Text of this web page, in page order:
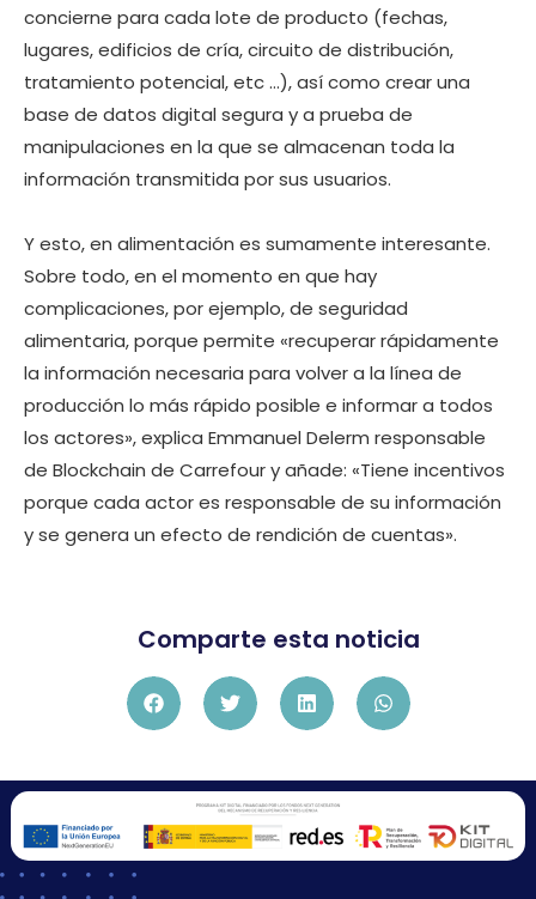
concierne para cada lote de producto (fechas,
lugares, edificios de cría, circuito de distribución,
tratamiento potencial, etc …), así como crear una
base de datos digital segura y a prueba de
manipulaciones en la que se almacenan toda la
información transmitida por sus usuarios.
Y esto, en alimentación es sumamente interesante.
Sobre todo, en el momento en que hay
complicaciones, por ejemplo, de seguridad
alimentaria, porque permite «recuperar rápidamente
la información necesaria para volver a la línea de
producción lo más rápido posible e informar a todos
los actores», explica Emmanuel Delerm responsable
de Blockchain de Carrefour y añade: «Tiene incentivos
porque cada actor es responsable de su información
y se genera un efecto de rendición de cuentas».
Comparte esta noticia